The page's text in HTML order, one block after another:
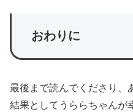
おわりに
最後まで読んでくださり、
結果としてうららちゃんが